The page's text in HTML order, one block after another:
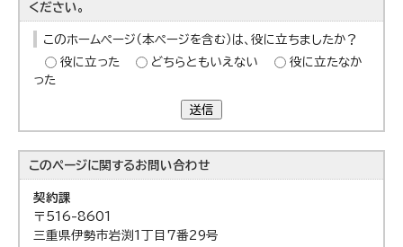
ください。
このホームページ（本ページを含む）は、役に立ちましたか？
役に立った
どちらともいえない
役に立たなか
った
送信
このページに関するお問い合わせ
契約課
〒516-8601
三重県伊勢市岩渕1丁目7番29号